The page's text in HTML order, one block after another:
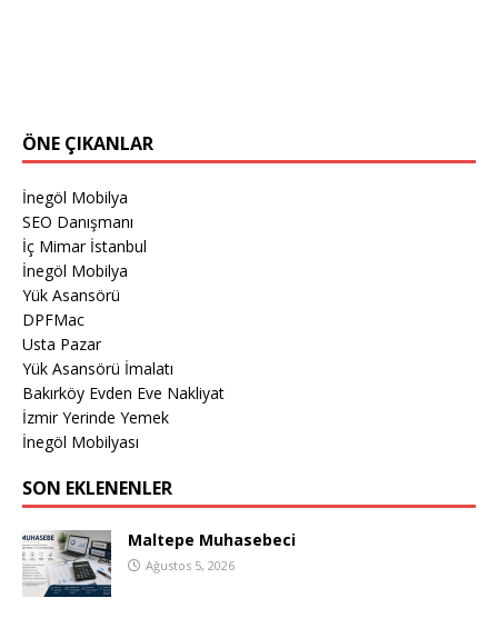
ÖNE ÇIKANLAR
İnegöl Mobilya
SEO Danışmanı
İç Mimar İstanbul
İnegöl Mobilya
Yük Asansörü
DPFMac
Usta Pazar
Yük Asansörü İmalatı
Bakırköy Evden Eve Nakliyat
İzmir Yerinde Yemek
İnegöl Mobilyası
SON EKLENENLER
Maltepe Muhasebeci
Ağustos 5, 2026